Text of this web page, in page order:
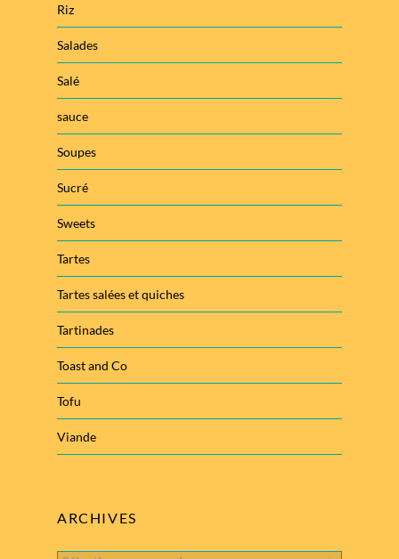
Riz
Salades
Salé
sauce
Soupes
Sucré
Sweets
Tartes
Tartes salées et quiches
Tartinades
Toast and Co
Tofu
Viande
ARCHIVES